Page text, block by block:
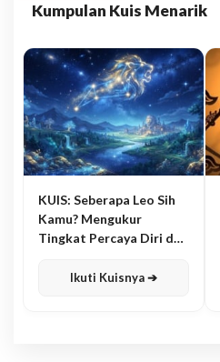
Kumpulan Kuis Menarik
KUIS: Seberapa Leo Sih
Kamu? Mengukur
Tingkat Percaya Diri dan
Ikuti Kuisnya ➔